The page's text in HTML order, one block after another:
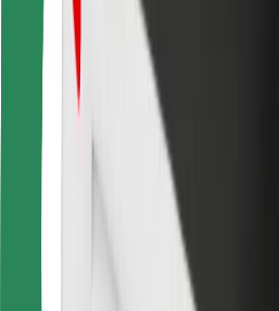
Аеропорти
Зарядні станції Bolt
Підтримка
Для пасажирів
Для водіїв
Для кур'єрів
Доставка Bolt Food
Для власників автопарків